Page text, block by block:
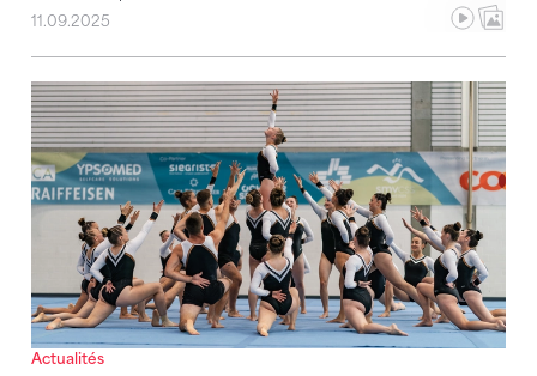
11.09.2025
Actualités
Encouragement plus ciblé grâce à une nouvelle